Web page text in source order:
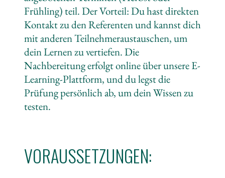
Frühling) teil. Der Vorteil: Du hast direkten
Kontakt zu den Referenten und kannst dich
mit anderen Teilnehmeraustauschen, um
dein Lernen zu vertiefen. Die
Nachbereitung erfolgt online über unsere E-
Learning-Plattform, und du legst die
Prüfung persönlich ab, um dein Wissen zu
testen.
VORAUSSETZUNGEN: